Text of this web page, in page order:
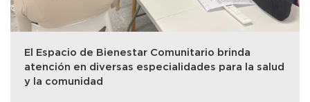
El Espacio de Bienestar Comunitario brinda
atención en diversas especialidades para la salud
y la comunidad